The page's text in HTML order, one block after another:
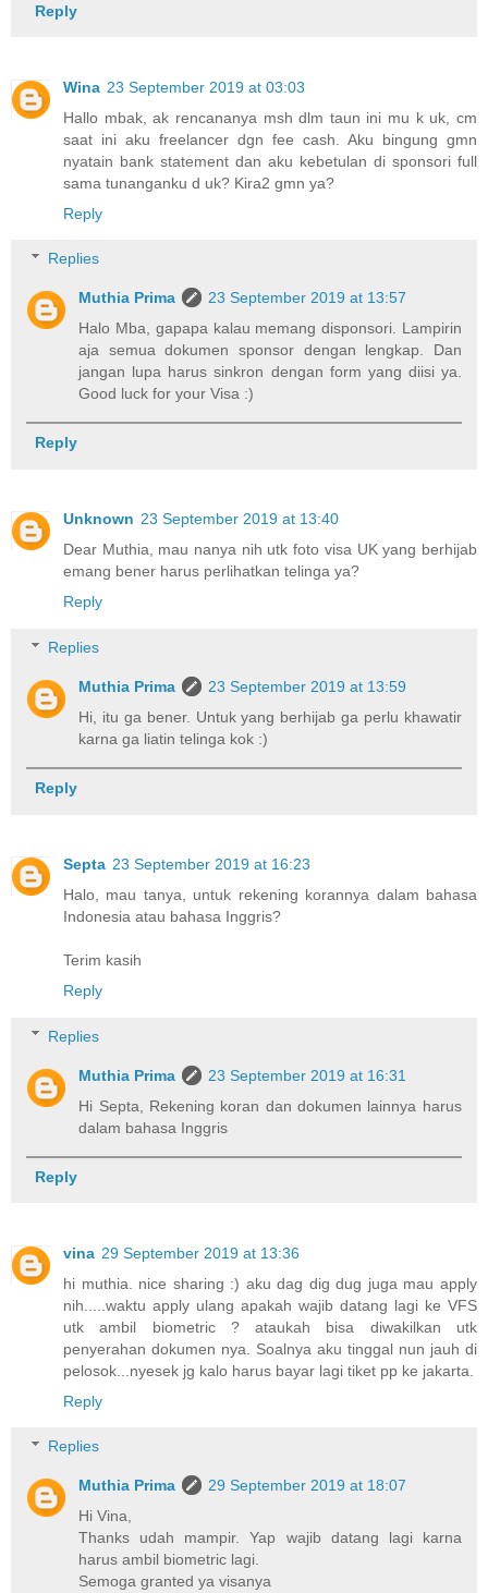
Reply
Wina 23 September 2019 at 03:03
Hallo mbak, ak rencananya msh dlm taun ini mu k uk, cm
saat ini aku freelancer dgn fee cash. Aku bingung gmn
nyatain bank statement dan aku kebetulan di sponsori full
sama tunanganku d uk? Kira2 gmn ya?
Reply
Replies
Muthia Prima
23 September 2019 at 13:57
Halo Mba, gapapa kalau memang disponsori. Lampirin
aja semua dokumen sponsor dengan lengkap. Dan
jangan lupa harus sinkron dengan form yang diisi ya.
Good luck for your Visa :)
Reply
Unknown 23 September 2019 at 13:40
Dear Muthia, mau nanya nih utk foto visa UK yang berhijab
emang bener harus perlihatkan telinga ya?
Reply
Replies
Muthia Prima
23 September 2019 at 13:59
Hi, itu ga bener. Untuk yang berhijab ga perlu khawatir
karna ga liatin telinga kok :)
Reply
Septa 23 September 2019 at 16:23
Halo, mau tanya, untuk rekening korannya dalam bahasa
Indonesia atau bahasa Inggris?
Terim kasih
Reply
Replies
Muthia Prima
23 September 2019 at 16:31
Hi Septa, Rekening koran dan dokumen lainnya harus
dalam bahasa Inggris
Reply
vina 29 September 2019 at 13:36
hi muthia. nice sharing :) aku dag dig dug juga mau apply
nih.....waktu apply ulang apakah wajib datang lagi ke VFS
utk ambil biometric ? ataukah bisa diwakilkan utk
penyerahan dokumen nya. Soalnya aku tinggal nun jauh di
pelosok...nyesek jg kalo harus bayar lagi tiket pp ke jakarta.
Reply
Replies
Muthia Prima
29 September 2019 at 18:07
Hi Vina,
Thanks udah mampir. Yap wajib datang lagi karna
harus ambil biometric lagi.
Semoga granted ya visanya